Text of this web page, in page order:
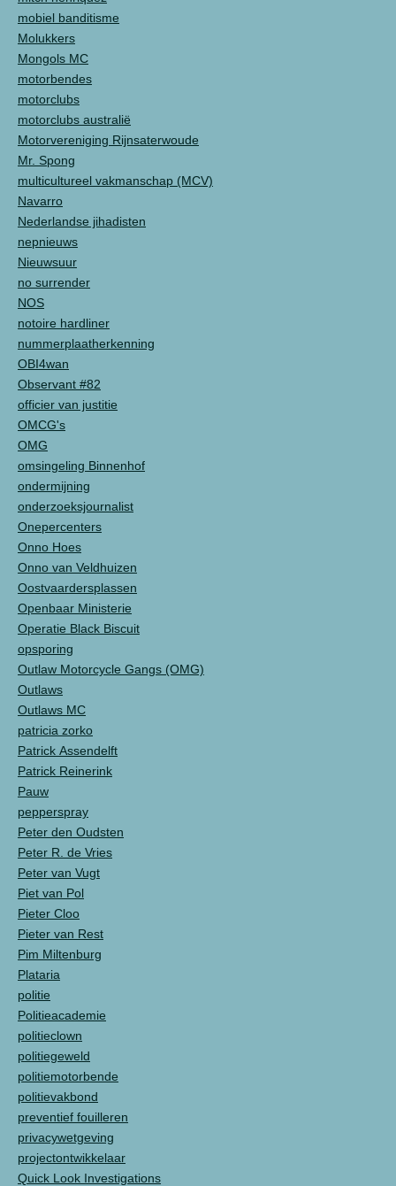
mobiel banditisme
Molukkers
Mongols MC
motorbendes
motorclubs
motorclubs australië
Motorvereniging Rijnsaterwoude
Mr. Spong
multicultureel vakmanschap (MCV)
Navarro
Nederlandse jihadisten
nepnieuws
Nieuwsuur
no surrender
NOS
notoire hardliner
nummerplaatherkenning
OBI4wan
Observant #82
officier van justitie
OMCG's
OMG
omsingeling Binnenhof
ondermijning
onderzoeksjournalist
Onepercenters
Onno Hoes
Onno van Veldhuizen
Oostvaardersplassen
Openbaar Ministerie
Operatie Black Biscuit
opsporing
Outlaw Motorcycle Gangs (OMG)
Outlaws
Outlaws MC
patricia zorko
Patrick Assendelft
Patrick Reinerink
Pauw
pepperspray
Peter den Oudsten
Peter R. de Vries
Peter van Vugt
Piet van Pol
Pieter Cloo
Pieter van Rest
Pim Miltenburg
Plataria
politie
Politieacademie
politieclown
politiegeweld
politiemotorbende
politievakbond
preventief fouilleren
privacywetgeving
projectontwikkelaar
Quick Look Investigations